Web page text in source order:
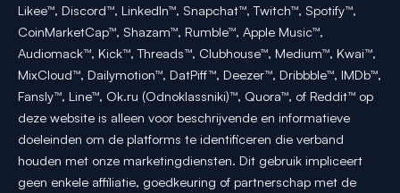
Likee™, Discord™, LinkedIn™, Snapchat™, Twitch™, Spotify™,
CoinMarketCap™, Shazam™, Rumble™, Apple Music™,
Audiomack™, Kick™, Threads™, Clubhouse™, Medium™, Kwai™,
MixCloud™, Dailymotion™, DatPiff™, Deezer™, Dribbble™, IMDb™,
Fansly™, Line™, Ok.ru (Odnoklassniki)™, Quora™, of Reddit™ op
deze website is alleen voor beschrijvende en informatieve
doeleinden om de platforms te identificeren die verband
houden met onze marketingdiensten. Dit gebruik impliceert
geen enkele affiliatie, goedkeuring of partnerschap met de